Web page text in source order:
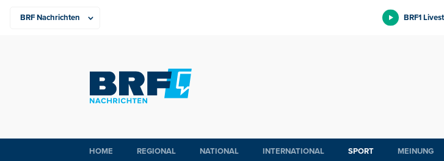
BRF1
HOME REGIONAL NATIONAL INTERNATIONAL SPORT MEINUNG